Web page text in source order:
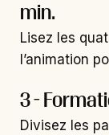
min.
Lisez les
l’animation
3 -
Divisez les